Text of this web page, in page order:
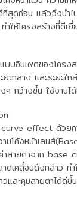
สุดก่อน แล้วจึงนำไ
ให้โครงสร้างที่ดีเยี่
บบอินเ๙ตของโครง
ะกลาง และระยะใ
ๆ กว้างขึ้น ใช้งานไ
effect ด้วยก
มโค้งหน้าเลนส์
าสายตาจาก base
ดเคลื่อนดังกล่าว ท
และคุมสายตาได้ดีขึ้น